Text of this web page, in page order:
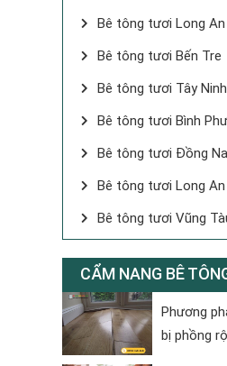
Bê tông tươi Long An
Bê tông tươi Bến Tre
Bê tông tươi Tây Ninh
Bê tông tươi Bình
Bê tông tươi Đồng
Bê tông tươi Long An
Bê tông tươi Vũng
CẨM NANG BÊ
Phương
bị phồng